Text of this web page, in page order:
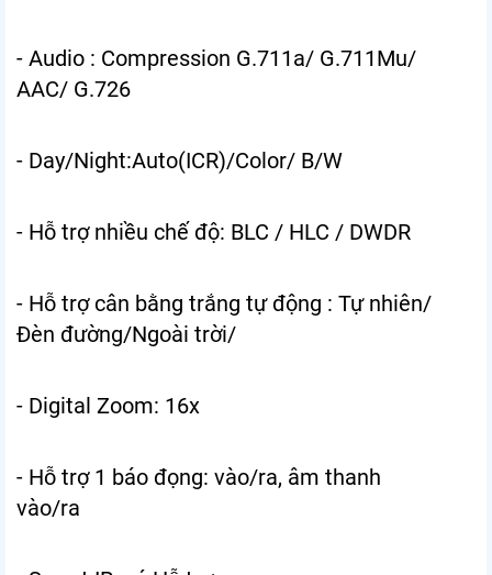
- Audio : Compression G.711a/ G.711Mu/
AAC/ G.726
- Day/Night:Auto(ICR)/Color/ B/W
- Hỗ trợ nhiều chế độ: BLC / HLC / DWDR
- Hỗ trợ cân bằng trắng tự động : Tự nhiên/
Đèn đường/Ngoài trời/
- Digital Zoom: 16x
- Hỗ trợ 1 báo đọng: vào/ra, âm thanh
vào/ra